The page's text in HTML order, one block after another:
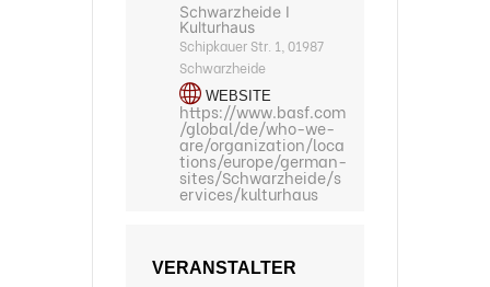
Schwarzheide I
Kulturhaus
Schipkauer Str. 1, 01987
Schwarzheide
WEBSITE
https://www.basf.com
/global/de/who-we-
are/organization/loca
tions/europe/german-
sites/Schwarzheide/s
ervices/kulturhaus
VERANSTALTER